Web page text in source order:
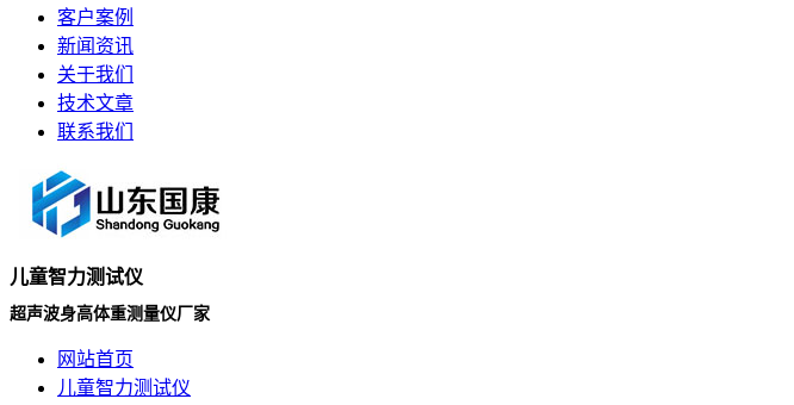
客户案例
新闻资讯
关于我们
技术文章
联系我们
儿童智力测试仪
超声波身高体重测量仪厂家
网站首页
儿童智力测试仪